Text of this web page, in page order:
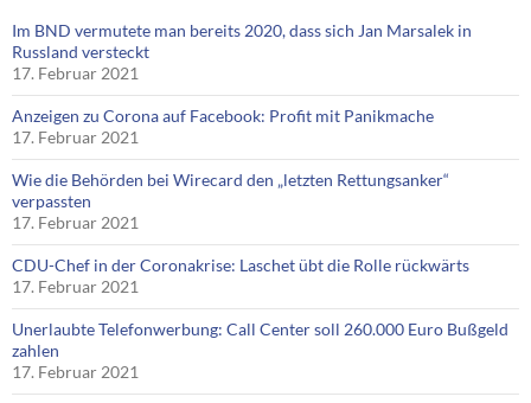
Im BND vermutete man bereits 2020, dass sich Jan Marsalek in
Russland versteckt
17. Februar 2021
Anzeigen zu Corona auf Facebook: Profit mit Panikmache
17. Februar 2021
Wie die Behörden bei Wirecard den „letzten Rettungsanker“
verpassten
17. Februar 2021
CDU-Chef in der Coronakrise: Laschet übt die Rolle rückwärts
17. Februar 2021
Unerlaubte Telefonwerbung: Call Center soll 260.000 Euro Bußgeld
zahlen
17. Februar 2021